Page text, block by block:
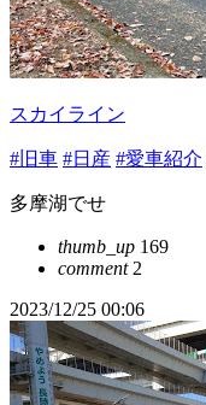
スカイライン
#旧車 #日産 #愛車紹介
多摩湖でせ
thumb_up 169
comment2
2023/12/25 00:06